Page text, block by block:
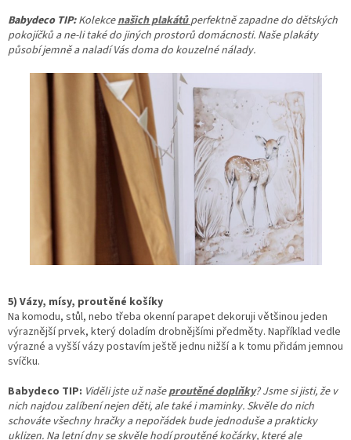
Babydeco TIP:Kolekcenašich plakátůperfektně zapadne do dětských
pokojíčků a ne-li také do jiných prostorů domácnosti. Naše plakáty
působí jemně a naladí Vás doma do kouzelné nálady.
5) Vázy, mísy, proutěné košíky
Na komodu, stůl, nebo třeba okenní parapet dekoruji většinou jeden
výraznější prvek, který doladím drobnějšími předměty. Například vedle
výrazné a vyšší vázy postavím ještě jednu nižší a k tomu přidám jemnou
svíčku.
Babydeco TIP: Viděli jste už našeproutěné doplňky? Jsme si jisti, že v
nich najdou zalíbení nejen děti, ale také i maminky. Skvěle do nich
schováte všechny hračky a nepořádek bude jednoduše a prakticky
uklizen. Na letní dny se skvěle hodí proutěné kočárky, které ale